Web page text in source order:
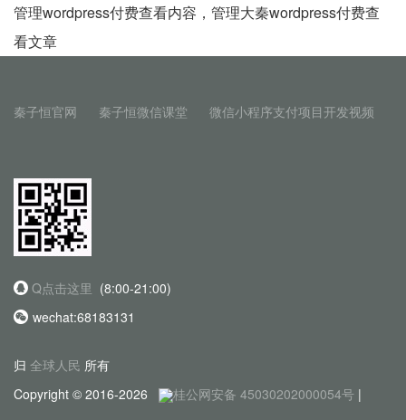
管理wordpress付费查看内容，管理大秦wordpress付费查
看文章
秦子恒官网 秦子恒微信课堂 微信小程序支付项目开发视频
Q点击这里 (8:00-21:00)
wechat:68183131
归 全球人民 所有
Copyright © 2016-2026
桂公网安备 45030202000054号 |